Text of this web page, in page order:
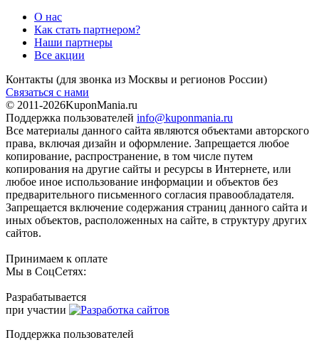
О нас
Как стать партнером?
Наши партнеры
Все акции
Контакты (для звонка из Москвы и регионов России)
Связаться с нами
© 2011-2026KuponMania.ru
Поддержка пользователей info@kuponmania.ru
Все материалы данного сайта являются объектами авторского
права, включая дизайн и оформление. Запрещается любое
копирование, распространение, в том числе путем
копирования на другие сайты и ресурсы в Интернете, или
любое иное использование информации и объектов без
предварительного письменного согласия правообладателя.
Запрещается включение содержания страниц данного сайта и
иных объектов, расположенных на сайте, в структуру других
сайтов.
Принимаем к оплате
Мы в СоцСетях:
Разрабатывается
при участии
Поддержка пользователей